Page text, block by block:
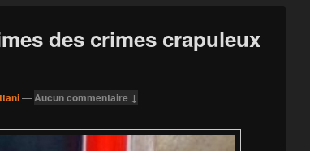
des crimes crapuleux
—Aucun commentaire ↓